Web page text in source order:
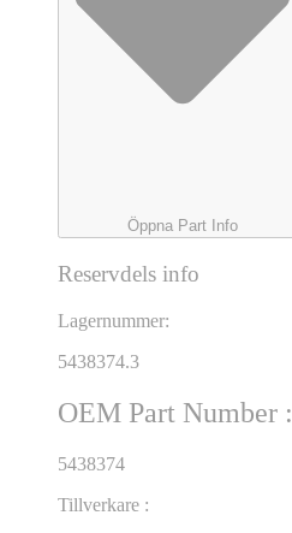
Öppna Part Info
Reservdels info
Lagernummer:
5438374.3
OEM Part Number :
5438374
Tillverkare :